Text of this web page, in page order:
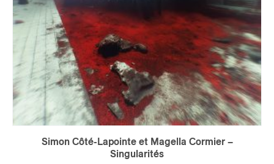
Simon Côté-Lapointe et Magella Cormier –
Singularités